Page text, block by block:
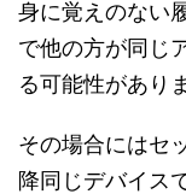
身に覚えのない
で他の方が同じ
る可能性があり
その場合にはセ
降同じデバイス